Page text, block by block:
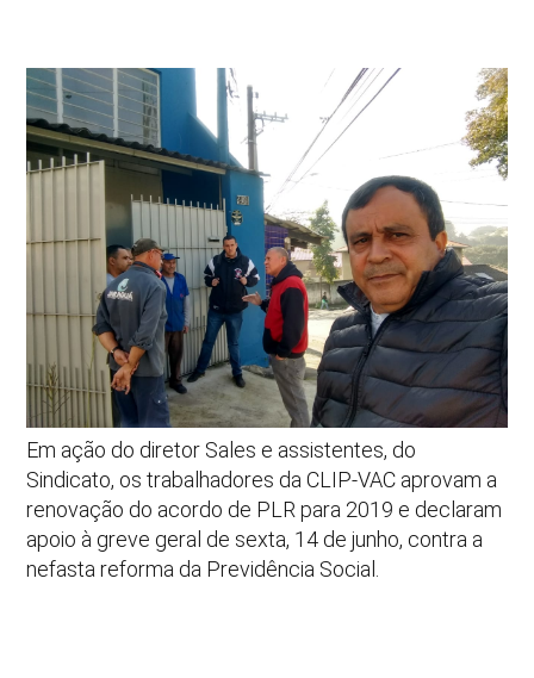
Em ação do diretor Sales e assistentes, do
Sindicato, os trabalhadores da CLIP-VAC aprovam a
renovação do acordo de PLR para 2019 e declaram
apoio à greve geral de sexta, 14 de junho, contra a
nefasta reforma da Previdência Social.